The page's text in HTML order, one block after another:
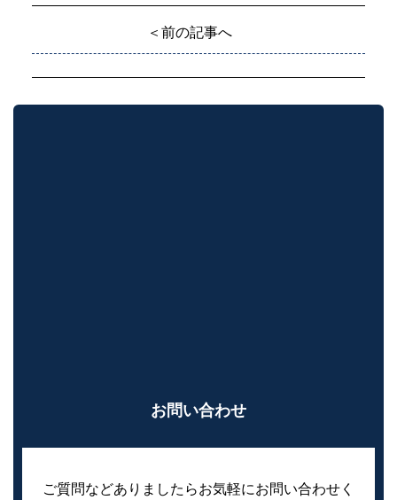
＜前の記事へ
お問い合わせ
ご質問などありましたらお気軽にお問い合わせく